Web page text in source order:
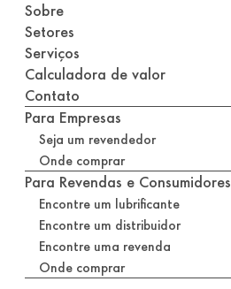
Sobre
Setores
Serviços
Calculadora de valor
Contato
Para Empresas
Seja um revendedor
Onde comprar
Para Revendas e Consumidores
Encontre um lubrificante
Encontre um distribuidor
Encontre uma revenda
Onde comprar